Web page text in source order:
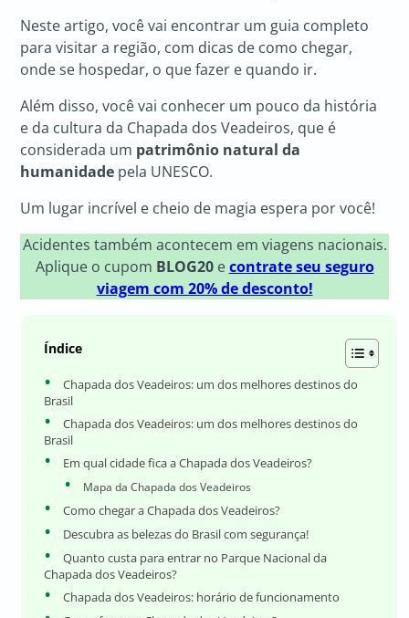
Neste artigo, você vai encontrar um guia completo
para visitar a região, com dicas de como chegar,
onde se hospedar, o que fazer e quando ir.
Além disso, você vai conhecer um pouco da história
e da cultura da Chapada dos Veadeiros, que é
considerada um patrimônio natural da
humanidade pela UNESCO.
Um lugar incrível e cheio de magia espera por você!
Acidentes também acontecem em viagens nacionais.
Aplique o cupom BLOG20econtrate seu seguro
viagem com 20% de desconto!
Índice
Chapada dos Veadeiros: um dos melhores destinos do
Brasil
Chapada dos Veadeiros: um dos melhores destinos do
Brasil
Em qual cidade fica a Chapada dos Veadeiros?
Mapa da Chapada dos Veadeiros
Como chegar a Chapada dos Veadeiros?
Descubra as belezas do Brasil com segurança!
Quanto custa para entrar no Parque Nacional da
Chapada dos Veadeiros?
Chapada dos Veadeiros: horário de funcionamento